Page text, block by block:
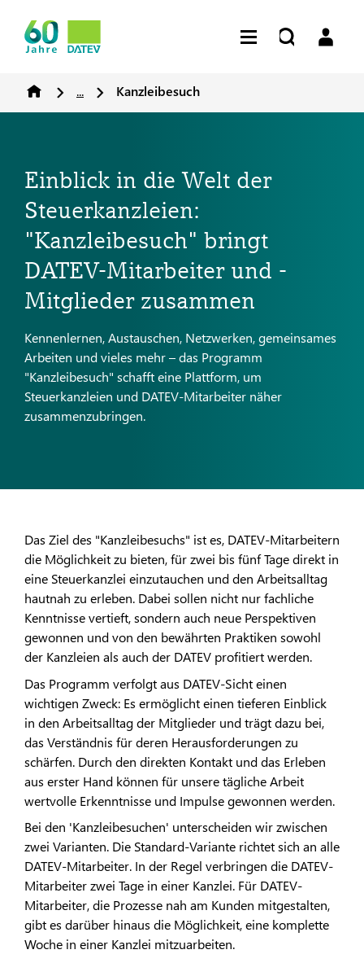
... Kanzleibesuch
Einblick in die Welt der
Steuerkanzleien:
"Kanzleibesuch" bringt
DATEV-Mitarbeiter und -
Mitglieder zusammen
Kennenlernen, Austauschen, Netzwerken, gemeinsames
Arbeiten und vieles mehr – das Programm
"Kanzleibesuch" schafft eine Plattform, um
Steuerkanzleien und DATEV-Mitarbeiter näher
zusammenzubringen.
Das Ziel des "Kanzleibesuchs" ist es, DATEV-Mitarbeitern
die Möglichkeit zu bieten, für zwei bis fünf Tage direkt in
eine Steuerkanzlei einzutauchen und den Arbeitsalltag
hautnah zu erleben. Dabei sollen nicht nur fachliche
Kenntnisse vertieft, sondern auch neue Perspektiven
gewonnen und von den bewährten Praktiken sowohl
der Kanzleien als auch der DATEV profitiert werden.
Das Programm verfolgt aus DATEV-Sicht einen
wichtigen Zweck: Es ermöglicht einen tieferen Einblick
in den Arbeitsalltag der Mitglieder und trägt dazu bei,
das Verständnis für deren Herausforderungen zu
schärfen. Durch den direkten Kontakt und das Erleben
aus erster Hand können für unsere tägliche Arbeit
wertvolle Erkenntnisse und Impulse gewonnen werden.
Bei den 'Kanzleibesuchen' unterscheiden wir zwischen
zwei Varianten. Die Standard-Variante richtet sich an alle
DATEV-Mitarbeiter. In der Regel verbringen die DATEV-
Mitarbeiter zwei Tage in einer Kanzlei. Für DATEV-
Mitarbeiter, die Prozesse nah am Kunden mitgestalten,
gibt es darüber hinaus die Möglichkeit, eine komplette
Woche in einer Kanzlei mitzuarbeiten.